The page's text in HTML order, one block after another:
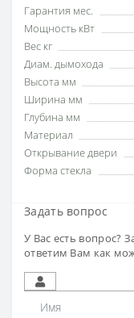
Гарантия мес.
Мощность кВт
Вес кг
Диам. дымохода
Высота мм
Ширина мм
Глубина мм
Материал
Открывание двери
Форма стекла
Задать вопрос
У Вас есть вопрос?
ответим Вам как